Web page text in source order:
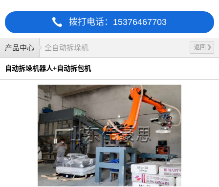
拨打电话：15376467703
产品中心 返回
全自动拆垛机
自动拆垛机器人+自动拆包机